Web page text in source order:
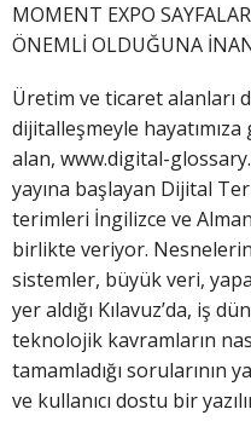
MOMENT EXPO
ÖNEMLİ OLDUĞUNA
Üretim ve ticaret alanları
dijitalleşmeyle hayatımıza
alan, www.digital-
yayına başlayan Dijital
terimleri İngilizce ve
birlikte veriyor.
sistemler, büyük veri,
yer aldığı Kılavuz’da, iş
teknolojik kavramların
tamamladığı sorularının
ve kullanıcı dostu bir